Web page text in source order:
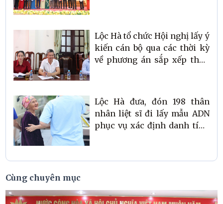
quyền 3 cấp
Lộc Hà tổ chức Hội nghị lấy ý
kiến cán bộ qua các thời kỳ
về phương án sắp xếp thôn
Lộc Hà đưa, đón 198 thân
nhân liệt sĩ đi lấy mẫu ADN
phục vụ xác định danh tính
Cùng chuyên mục